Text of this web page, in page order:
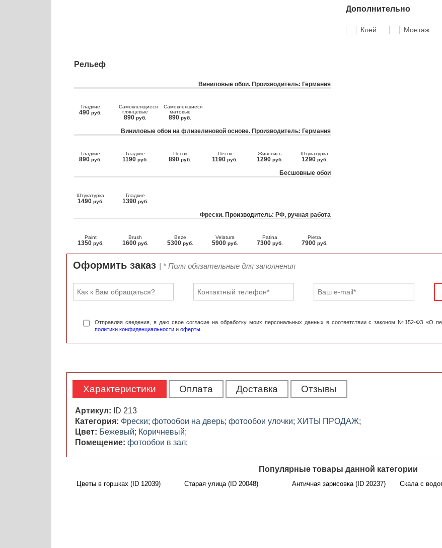
Дополнительно
Клей Монтаж
Рельеф
Виниловые обои. Производитель: Германия
Гладкие
490 руб.
Самоклеящиеся
глянцевые
890 руб.
Самоклеящиеся
матовые
890 руб.
Виниловые обои на флизелиновой основе. Производитель: Германия
Гладкие
890 руб.
Гладкие
1190 руб.
Песок
890 руб.
Песок
1190 руб.
Живопись
1290 руб.
Штукатурка
1290 руб.
Бесшовные обои
Штукатурка
1490 руб.
Гладкие
1390 руб.
Фрески. Производитель: РФ, ручная работа
Paint
1350 руб.
Brush
1600 руб.
Beze
5300 руб.
Velatura
5900 руб.
Patina
7300 руб.
Pietra
7900 руб.
Оформить заказ | * Поля обязательные для заполнения
Отправляя сведения, я даю свое согласие на обработку моих персональных данных в соответствии с законом №152-ФЗ «О
политики конфиденциальности и оферты
Характеристики Оплата Доставка Отзывы
Артикул:
ID 213
Категория: Фрески; фотообои на дверь; фотообои улочки; ХИТЫ ПРОДАЖ;
Цвет: Бежевый; Коричневый;
Помещение: фотообои в зал;
Популярные товары данной категории
Цветы в горшках (ID 12039) Старая улица (ID 20048) Античная зарисовка (ID 20237) Скала с